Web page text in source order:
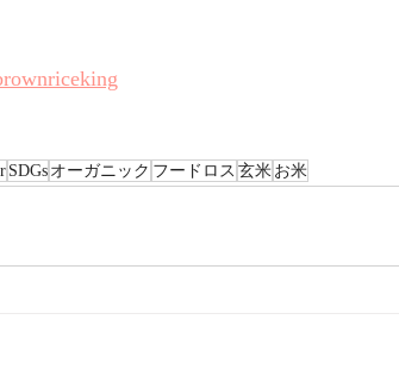
SDGs オーガニック フードロス 玄米 お米